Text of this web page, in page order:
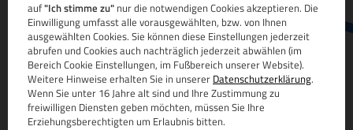
auf"Ich stimme zu" nur die notwendigen Cookies akzeptieren. Die
Einwilligung umfasst alle vorausgewählten, bzw. von Ihnen
ausgewählten Cookies. Sie können diese Einstellungen jederzeit
abrufen und Cookies auch nachträglich jederzeit abwählen (im
Bereich Cookie Einstellungen, im Fußbereich unserer Website).
Weitere Hinweise erhalten Sie in unserer Datenschutzerklärung.
Wenn Sie unter 16 Jahre alt sind und Ihre Zustimmung zu
freiwilligen Diensten geben möchten, müssen Sie Ihre
Erziehungsberechtigten um Erlaubnis bitten.
www.